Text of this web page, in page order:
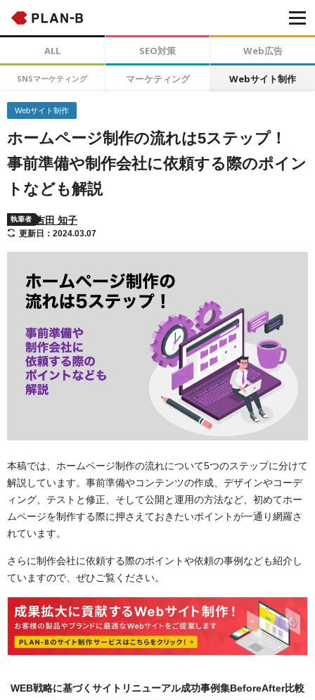
ALL SEO対策 Web広告
SNSマーケティング マーケティング Webサイト制作
Webサイト制作
ホームページ制作の流れは5ステップ！
事前準備や制作会社に依頼する際のポイン
トなども解説
執筆者 吉田 知子
更新日：2024.03.07
本稿では、ホームページ制作の流れについて5つのステップに分けて
解説しています。事前準備やコンテンツの作成、デザインやコーデ
ィング、テストと修正、そして公開と運用の方法など、初めてホー
ムページを制作する際に押さえておきたいポイントが一通り網羅さ
れています。
さらに制作会社に依頼する際のポイントや依頼の事例なども紹介し
ていますので、ぜひご覧ください。
WEB戦略に基づくサイトリニューアル成功事例集BeforeAfter比較